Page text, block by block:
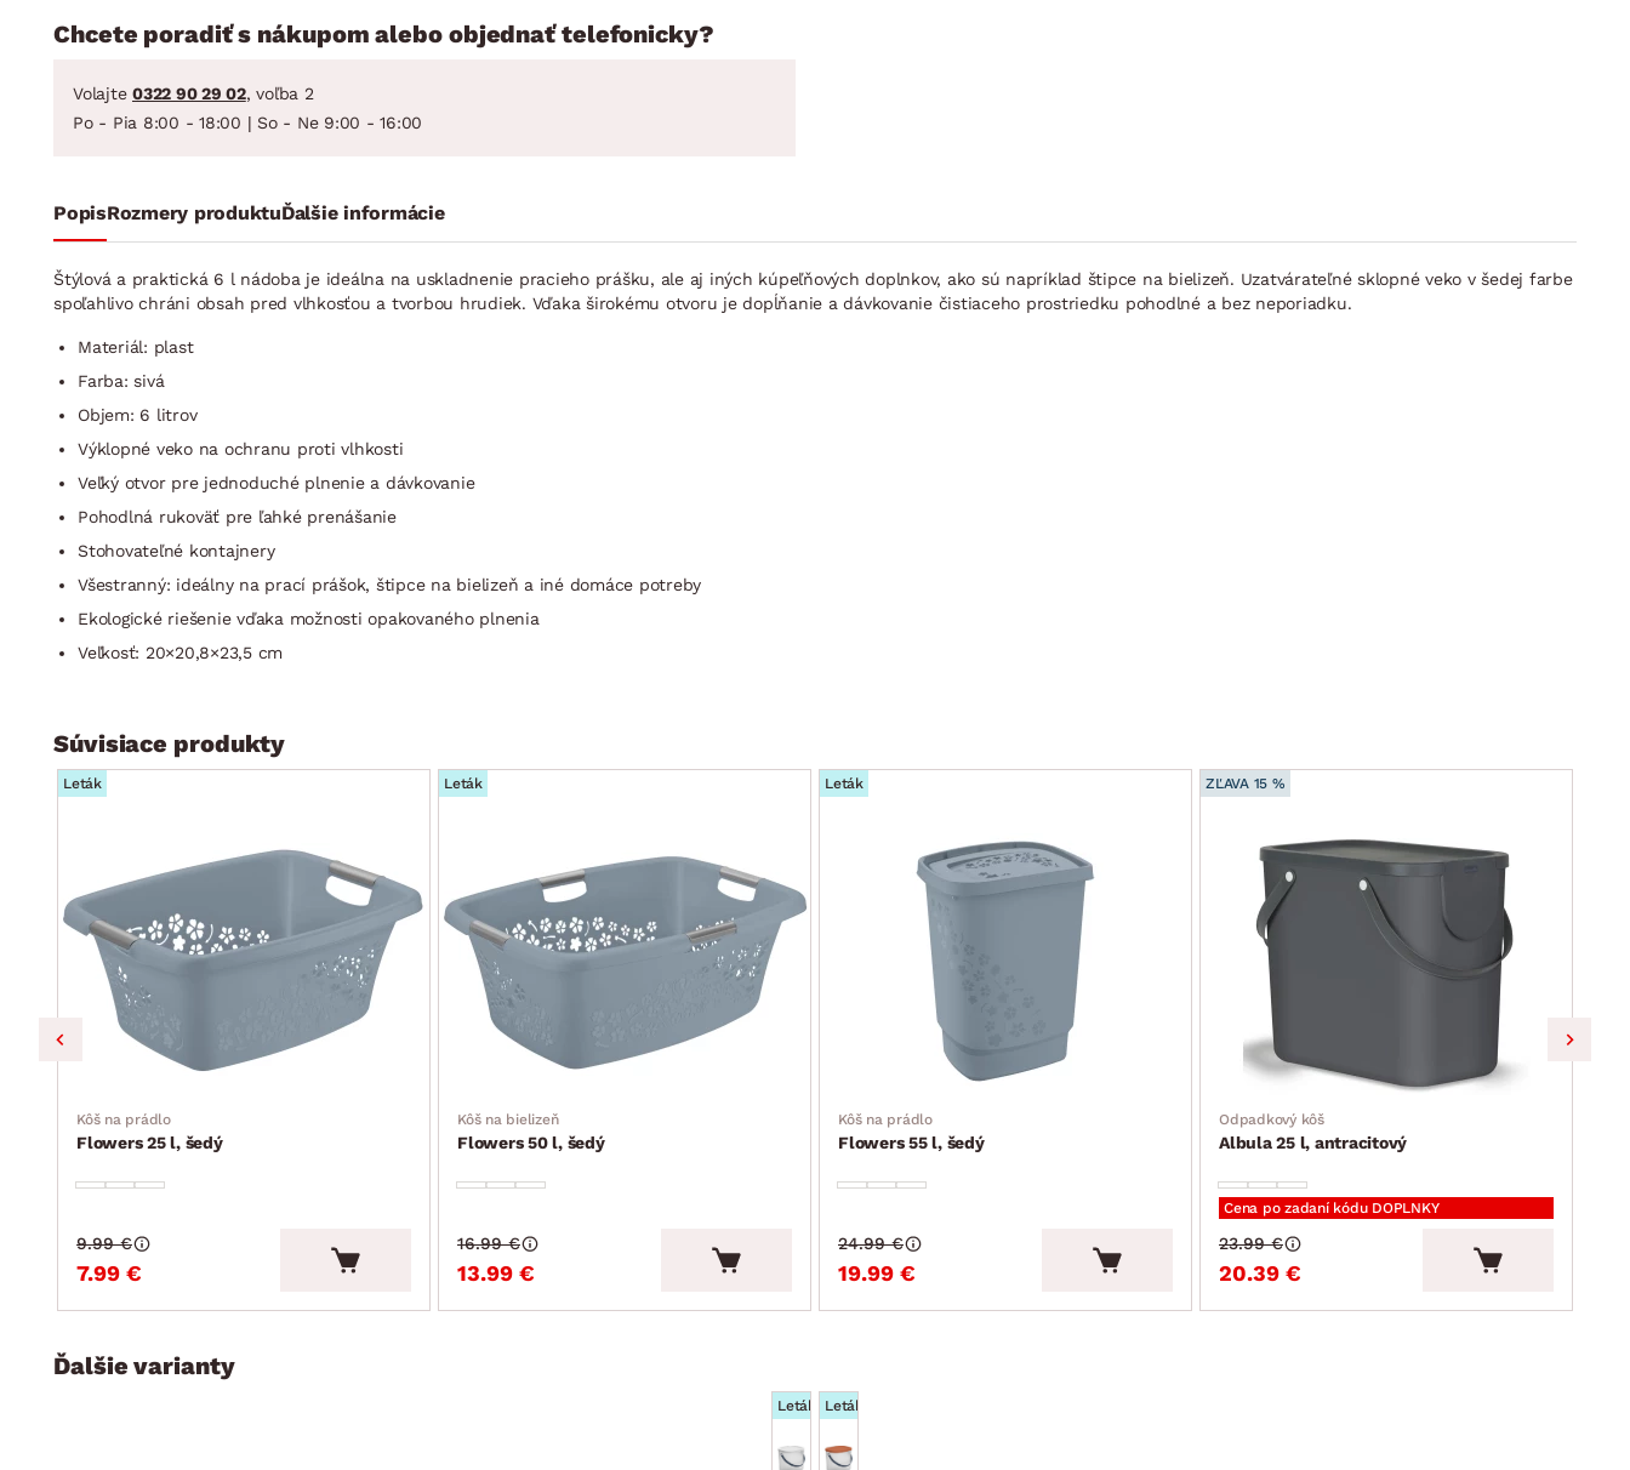
Chcete poradiť s nákupom alebo objednať telefonicky?
Volajte 0322 90 29 02, voľba 2
Po - Pia 8:00 - 18:00 | So - Ne 9:00 - 16:00
PopisRozmery produktuĎalšie informácie
Štýlová a praktická 6 l nádoba je ideálna na uskladnenie pracieho prášku, ale aj iných kúpeľňových doplnkov, ako sú napríklad štipce na bielizeň. Uzatvárateľné sklopné veko v šedej farbe
spoľahlivo chráni obsah pred vlhkosťou a tvorbou hrudiek. Vďaka širokému otvoru je dopĺňanie a dávkovanie čistiaceho prostriedku pohodlné a bez neporiadku.
Materiál: plast
Farba: sivá
Objem: 6 litrov
Výklopné veko na ochranu proti vlhkosti
Veľký otvor pre jednoduché plnenie a dávkovanie
Pohodlná rukoväť pre ľahké prenášanie
Stohovateľné kontajnery
Všestranný: ideálny na prací prášok, štipce na bielizeň a iné domáce potreby
Ekologické riešenie vďaka možnosti opakovaného plnenia
Veľkosť: 20×20,8×23,5 cm
Súvisiace produkty
Leták
Kôš na prádlo
Flowers 25 l, šedý
7.99 €
9.99 €
Leták
Kôš na bielizeň
Flowers 50 l, šedý
13.99 €
16.99 €
Leták
Kôš na prádlo
Flowers 55 l, šedý
19.99 €
24.99 €
ZĽAVA 15 %
Odpadkový kôš
Albula 25 l, antracitový
Cena po zadaní kódu DOPLNKY
20.39 €
23.99 €
Ďalšie varianty
Leták Leták